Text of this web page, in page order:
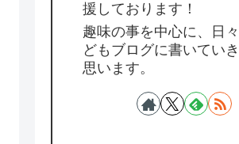
援しております！
趣味の事を中心に、日
どもブログに書いてい
思います。